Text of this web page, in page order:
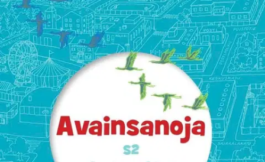
Tarkista myymäläsaatavuus
Ei saatavilla
Tuotekuvaus